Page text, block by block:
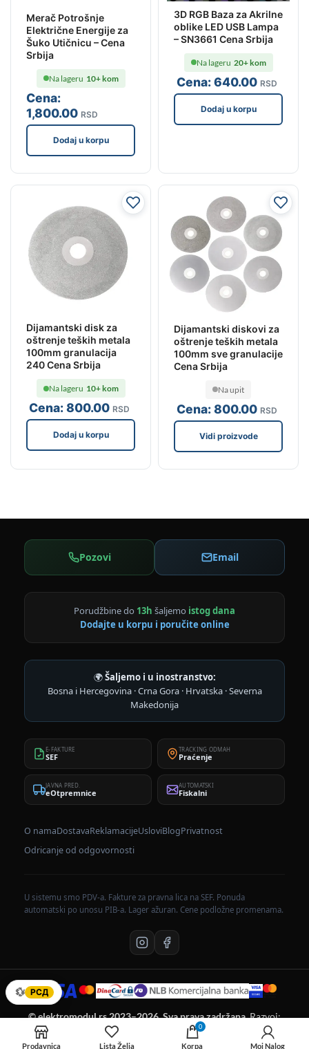
Merač Potrošnje
Električne Energije za
Šuko Utičnicu – Cena
Srbija
Cena:
1,800.00 RSD
Na lageru 10+ kom
Dodaj u korpu
3D RGB Baza za Akrilne
oblike LED USB Lampa
– SN3661 Cena Srbija
Cena:640.00 RSD
Na lageru 20+ kom
Dodaj u korpu
Dijamantski disk za
oštrenje teških metala
100mm granulacija
240 Cena Srbija
Cena:800.00 RSD
Na lageru 10+ kom
Dodaj u korpu
Dijamantski diskovi za
oštrenje teških metala
100mm sve granulacije
Cena Srbija
Cena:800.00 RSD
Na upit
Vidi proizvode
Pozovi Email
Porudžbine do 13h šaljemo istog dana
Dodajte u korpu i poručite online
🌍Šaljemo i u inostranstvo:
Bosna i Hercegovina · Crna Gora · Hrvatska · Severna
Makedonija
E-FAKTURE
SEF
TRACKING ODMAH
Praćenje
JAVNA PRED.
eOtpremnice
AUTOMATSKI
Fiskalni
O namaDostavaReklamacijeUsloviBlogPrivatnost
Odricanje od odgovornosti
U sistemu smo PDV-a. Fakture za pravna lica na SEF. Ponuda
automatski po unosu PIB-a. Lager ažuran. Cene podložne promenama.
© elektromodul.rs 2023–2026. Sva prava zadržana.Razvoj:
elektromodul tim.
Prodavnica Lista Želja
0
Korpa Moj Nalog
💱 РСД